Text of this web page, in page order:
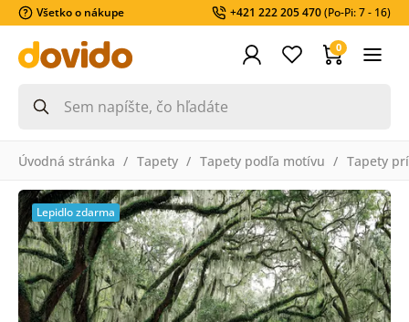
Všetko o nákupe +421 222 205 470(Po-Pi: 7 - 16)
0
Úvodná stránka Tapety Tapety podľa motívu Tapety
Lepidlo zdarma